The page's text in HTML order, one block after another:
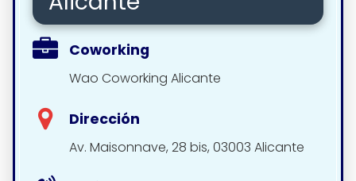
Coworking
Wao Coworking Alicante
Dirección
Av. Maisonnave, 28 bis, 03003 Alicante